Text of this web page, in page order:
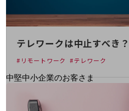
最新の導入事例や注目の導入事例をご紹介し
開催・出展する各種セミナー、イベント情報
別
中堅中小企業のお客さま
ビジネスお役立ち情報
テレワークは中止すべき
#リモートワーク #テレワーク